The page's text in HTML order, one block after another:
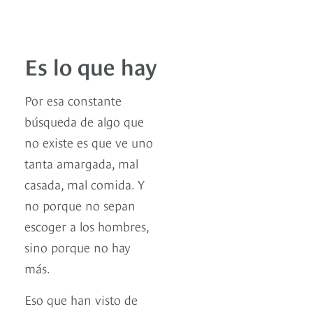
Es lo que hay
Por esa constante
búsqueda de algo que
no existe es que ve uno
tanta amargada, mal
casada, mal comida. Y
no porque no sepan
escoger a los hombres,
sino porque no hay
más.
Eso que han visto de